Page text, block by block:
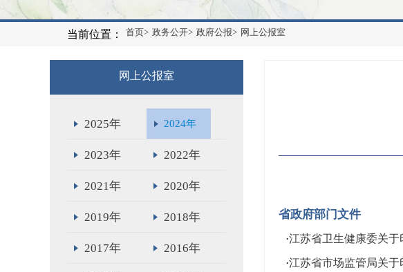
当前位置： 首页> 政务公开> 政府公报> 网上公报室
网上公报室
2025年 2024年
2023年 2022年
2021年 2020年
2019年 2018年
2017年 2016年
省政府部门文件
·江苏省卫生健康委关
·江苏省市场监管局关